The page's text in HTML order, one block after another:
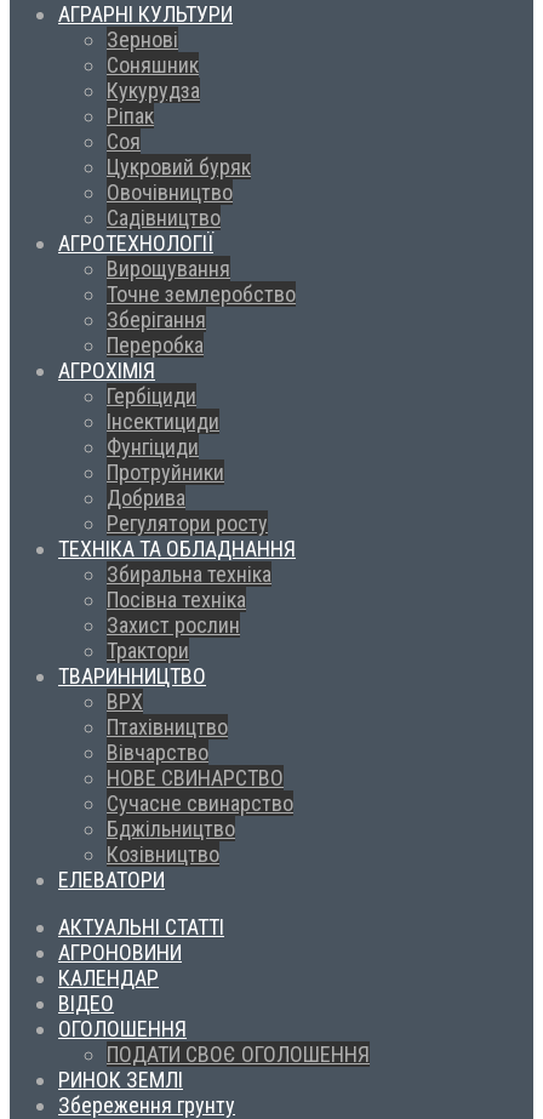
АГРАРНІ КУЛЬТУРИ
Зернові
Соняшник
Кукурудза
Ріпак
Соя
Цукровий буряк
Овочівництво
Садівництво
АГРОТЕХНОЛОГІЇ
Вирощування
Точне землеробство
Зберігання
Переробка
АГРОХІМІЯ
Гербіциди
Інсектициди
Фунгіциди
Протруйники
Добрива
Регулятори росту
ТЕХНІКА ТА ОБЛАДНАННЯ
Збиральна техніка
Посівна техніка
Захист рослин
Трактори
ТВАРИННИЦТВО
ВРХ
Птахівництво
Вівчарство
НОВЕ СВИНАРСТВО
Сучасне свинарство
Бджільництво
Козівництво
ЕЛЕВАТОРИ
АКТУАЛЬНІ СТАТТІ
АГРОНОВИНИ
КАЛЕНДАР
ВІДЕО
ОГОЛОШЕННЯ
ПОДАТИ СВОЄ ОГОЛОШЕННЯ
РИНОК ЗЕМЛІ
Збереження грунту